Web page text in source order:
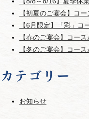
【初夏のご宴会】コ
【6月限定】「彩」コ
【春のご宴会】コー
【冬のご宴会】コー
カテゴリー
お知らせ